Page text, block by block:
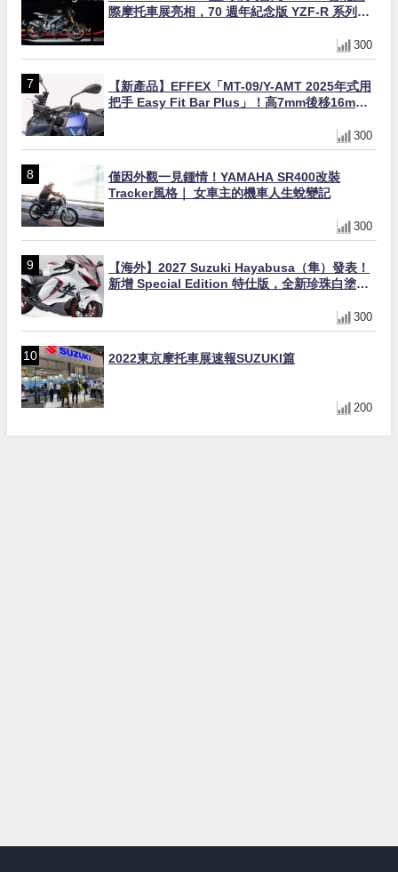
際摩托車展亮相，70 週年紀念版 YZF-R 系列限
300
【新產品】EFFEX「MT-09/Y-AMT 2025年式用
把手 Easy Fit Bar Plus」！高7mm後移16mm
300
僅因外觀一見鍾情！YAMAHA SR400改裝
Tracker風格｜ 女車主的機車人生蛻變記
300
【海外】2027 Suzuki Hayabusa（隼）發表！
新增 Special Edition 特仕版，全新珍珠白塗裝
300
2022東京摩托車展速報SUZUKI篇
200